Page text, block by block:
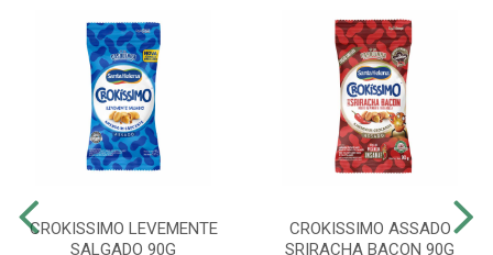
CROKISSIMO LEVEMENTE
SALGADO 90G
CROKISSIMO ASSADO
SRIRACHA BACON 90G